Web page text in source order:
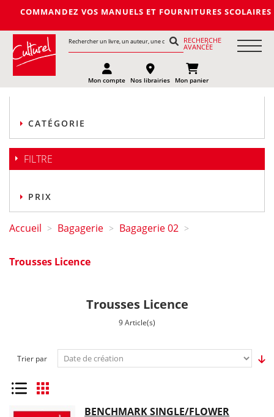
VOS MANUELS ET FOURNITURES
RECHERCHE
AVANCÉE
Mon compte Nos librairies Mon panier
CATÉGORIE
FILTRE
PRIX
Accueil > Bagagerie > Bagagerie 02 >
Trousses Licence
Trousses Licence
9 Article(s)
Trier par
Liste Grille
BENCHMARK SINGLE/FLOWER